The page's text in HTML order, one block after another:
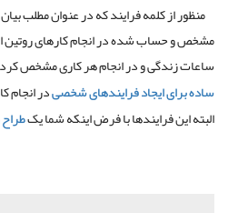
منظور از کلمه فرایند که در عنوان مطلب
مشخص و حساب شده در انجام کارهای روتین
ساعات زندگی و در انجام هر کاری مشخص
ساده برای ایجاد فرایندهای شخصیدر انجام
البته این فرایندها با فرض اینکه شما یک